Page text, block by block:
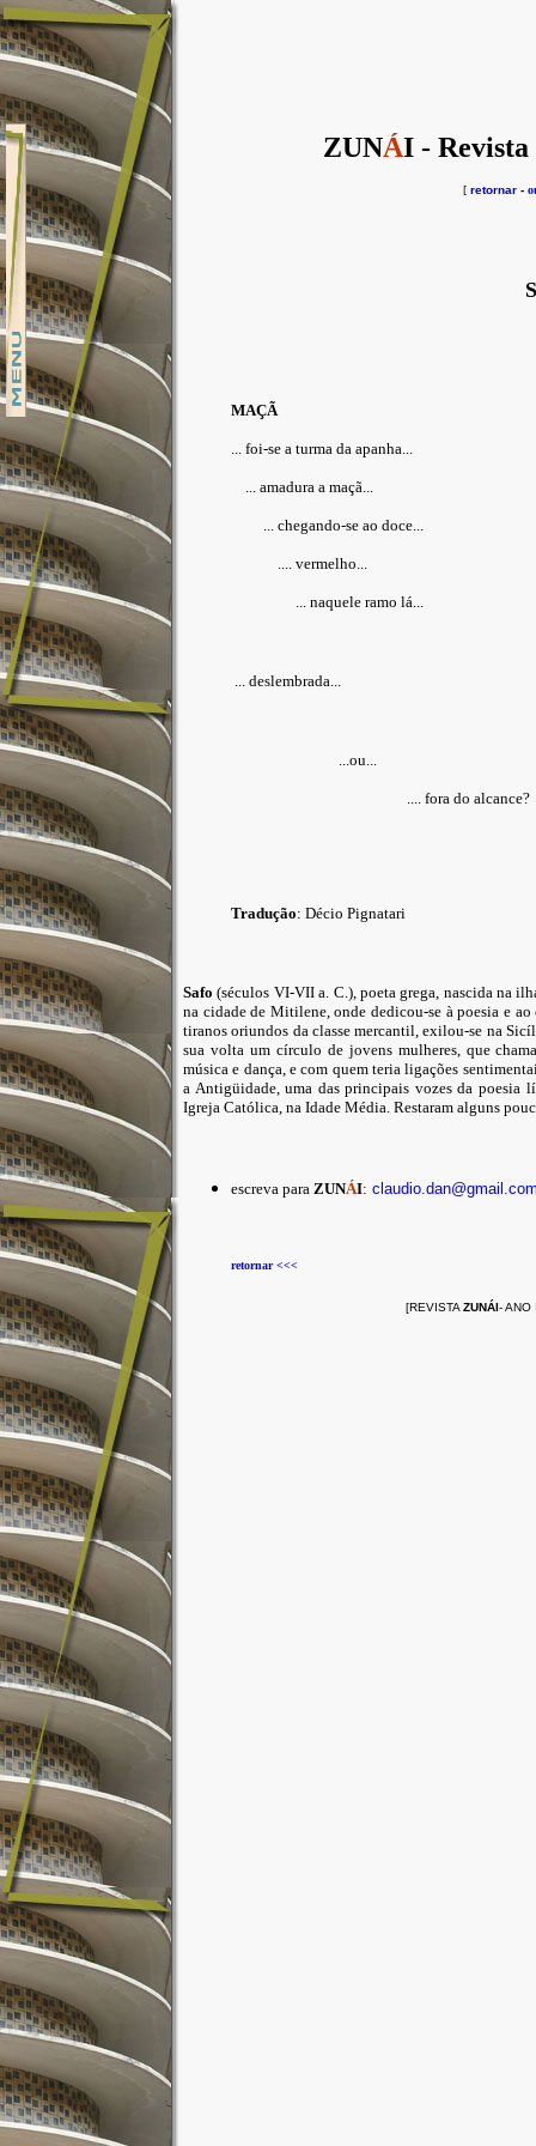
ZUNÁI - Revista
[ retornar -
MAÇÃ
... foi-se a turma da apanha...
... amadura a maçã...
... chegando-se ao doce...
.... vermelho...
... naquele ramo lá...
... deslembrada...
...ou...
.... fora do alcance?
Tradução: Décio Pignatari
Safo (séculos VI-VII a. C.), poeta grega, nascida na
na cidade de Mitilene, onde dedicou-se à poesia e
tiranos oriundos da classe mercantil, exilou-se na
sua volta um círculo de jovens mulheres, que
música e dança, e com quem teria ligações
a Antigüidade, uma das principais vozes da poesia
Igreja Católica, na Idade Média. Restaram alguns
escreva para ZUNÁI:
retornar <<<
[REVISTA ZUNÁI- ANO